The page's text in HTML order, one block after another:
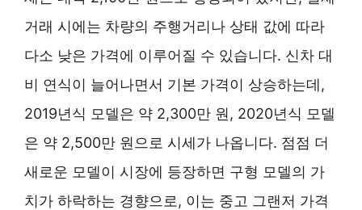
거래 시에는 차량의 주행거리나 상태 값에 따라
다소 낮은 가격에 이루어질 수 있습니다. 신차 대
비 연식이 늘어나면서 기본 가격이 상승하는데,
2019년식 모델은 약 2,300만 원, 2020년식 모델
은 약 2,500만 원으로 시세가 나옵니다. 점점 더
새로운 모델이 시장에 등장하면 구형 모델의 가
치가 하락하는 경향으로, 이는 중고 그랜저 가격